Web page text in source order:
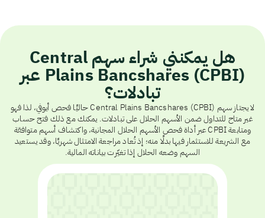
هل يمكنني شراء سهم Central
Plains Bancshares (CPBI) عبر
تبادلات؟
لا يجتاز سهم Central Plains Bancshares (CPBI) حاليًا فحص أيوفي، لذا فهو
غير متاح للتداول ضمن الأسهم الحلال على تبادلات. يمكنك مع ذلك فتح حساب
ومتابعة CPBI عبر أداة فحص الأسهم الحلال المجانية، واكتشاف أسهم متوافقة
مع الشريعة للاستثمار فيها بدلًا منه؛ إذ تُعاد مراجعة الامتثال شهريًا، وقد يستعيد
السهم وضعه الحلال إذا تغيّرت بياناته المالية.